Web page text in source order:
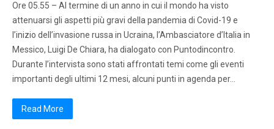
Ore 05.55 – Al termine di un anno in cui il mondo ha visto
attenuarsi gli aspetti più gravi della pandemia di Covid-19 e
l’inizio dell’invasione russa in Ucraina, l’Ambasciatore d’Italia in
Messico, Luigi De Chiara, ha dialogato con Puntodincontro.
Durante l’intervista sono stati affrontati temi come gli eventi
importanti degli ultimi 12 mesi, alcuni punti in agenda per…
Read More